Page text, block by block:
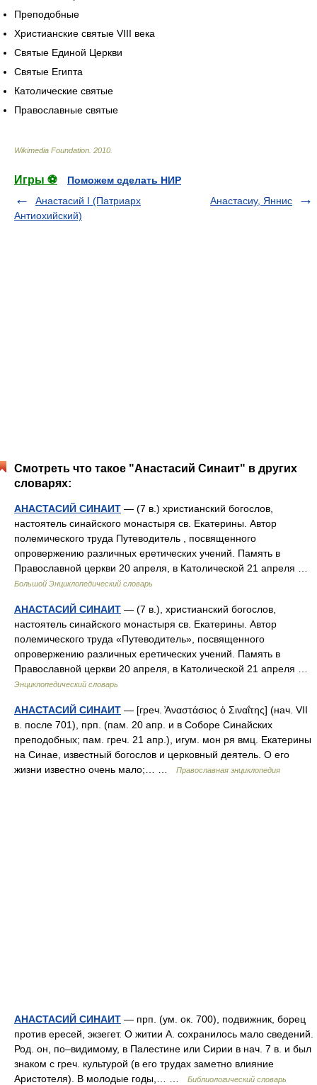
Преподобные
Христианские святые VIII века
Святые Единой Церкви
Святые Египта
Католические святые
Православные святые
Wikimedia Foundation 2010
Игры ⚽
Поможем сделать НИР
Анастасий I (Патриарх
Антиохийский)
Анастасиу, Яннис
Смотреть что такое "Анастасий Синаит" в других
словарях:
АНАСТАСИЙ СИНАИТ — (7 в.) христианский богослов,
настоятель синайского монастыря св. Екатерины. Автор
полемического труда Путеводитель , посвященного
опровержению различных еретических учений. Память в
Православной церкви 20 апреля, в Католической 21 апреля …
Большой Энциклопедический словарь
АНАСТАСИЙ СИНАИТ — (7 в.), христианский богослов,
настоятель синайского монастыря св. Екатерины. Автор
полемического труда «Путеводитель», посвященного
опровержению различных еретических учений. Память в
Православной церкви 20 апреля, в Католической 21 апреля …
Энциклопедический словарь
АНАСТАСИЙ СИНАИТ — [греч. ̓Αναστάσιος ὁ Σιναΐτης] (нач. VII
в. после 701), прп. (пам. 20 апр. и в Соборе Синайских
преподобных; пам. греч. 21 апр.), игум. мон ря вмц. Екатерины
на Синае, известный богослов и церковный деятель. О его
жизни известно очень мало;… …
Православная энциклопедия
АНАСТАСИЙ СИНАИТ — прп. (ум. ок. 700), подвижник, борец
против ересей, экзегет. О житии А. сохранилось мало сведений.
Род. он, по–видимому, в Палестине или Сирии в нач. 7 в. и был
знаком с греч. культурой (в его трудах заметно влияние
Аристотеля). В молодые годы,… …
Библиологический словарь